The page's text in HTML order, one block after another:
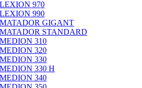
970
990
MATADOR GIGANT
MATADOR STANDARD
310
320
330
330 H
340